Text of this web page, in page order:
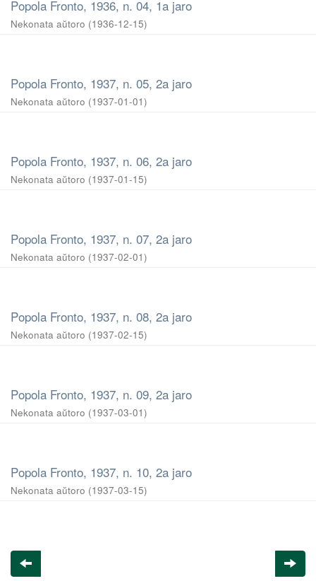
Popola Fronto, 1936, n. 04, 1a jaro
Nekonata aŭtoro (1936-12-15)
Popola Fronto, 1937, n. 05, 2a jaro
Nekonata aŭtoro (1937-01-01)
Popola Fronto, 1937, n. 06, 2a jaro
Nekonata aŭtoro (1937-01-15)
Popola Fronto, 1937, n. 07, 2a jaro
Nekonata aŭtoro (1937-02-01)
Popola Fronto, 1937, n. 08, 2a jaro
Nekonata aŭtoro (1937-02-15)
Popola Fronto, 1937, n. 09, 2a jaro
Nekonata aŭtoro (1937-03-01)
Popola Fronto, 1937, n. 10, 2a jaro
Nekonata aŭtoro (1937-03-15)